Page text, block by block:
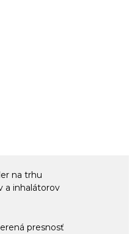
na trhu
a inhalátorov
presnosť